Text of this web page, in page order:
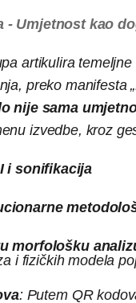
- Umjetnost kao
artikulira
preko manifesta
nije sama
izvedbe, kroz
i sonifikacija
morfološku
i fizičkih modela
: Putem QR